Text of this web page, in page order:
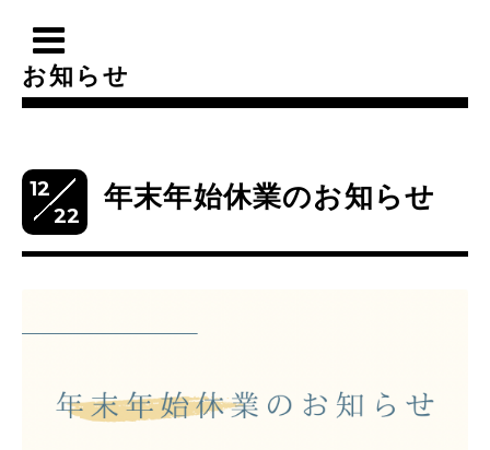
お知らせ
12
22
年末年始休業のお知らせ